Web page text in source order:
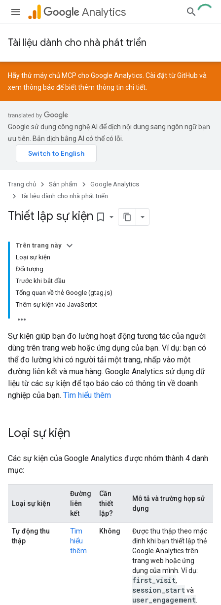
Analytics
Tài liệu dành cho nhà phát triển
Hãy thử máy chủ MCP cho Google Analytics. Cài đặt từGitHub và
xem thông báo để biết thêm thông tin chi tiết.
Google sử dụng công nghệ AI để dịch nội dung sang ngôn ngữ bạn
ưu tiên. Bản dịch bằng AI có thể có lỗi.
Trang chủ Sản phẩm
Google Analytics
Tài liệu dành cho nhà phát triển
Thiết lập sự kiện bookmark_border
Trên trang này
Loại sự kiện
Đối tượng
Trước khi bắt đầu
Tổng quan về thẻ Google (gtag.js)
Thêm sự kiện vào JavaScript
Sự kiện giúp bạn đo lường hoạt động tương tác của người
dùng trên trang web hoặc ứng dụng của bạn. Ví dụ: bạn có
thể đo lường khi có người tải một trang, nhấp vào một
đường liên kết và mua hàng. Google Analytics sử dụng dữ
liệu từ các sự kiện để tạo báo cáo có thông tin về doanh
nghiệp của bạn. Tìm hiểu thêm
Loại sự kiện
Các sự kiện của Google Analytics được nhóm thành 4 danh
mục:
Loại sự kiện
Đường
liên
kết
Cần
thiết
lập?
Mô tả và trường hợp sử
dụng
Tự động thu
thập
Tìm
hiểu
thêm
Không
Được thu thập theo mặc
định khi bạn thiết lập thẻ
Google Analytics trên
trang web hoặc ứng
dụng của mình. Ví dụ:
first visit,
session startvà
user engagement